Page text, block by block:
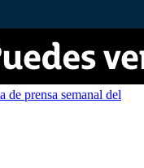
de prensa semanal del